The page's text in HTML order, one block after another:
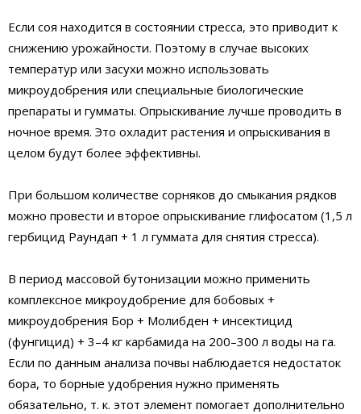
Если соя находится в состоянии стресса, это приводит к
снижению урожайности. Поэтому в случае высоких
температур или засухи можно использовать
микроудобрения или специальные биологические
препараты и гумматы. Опрыскивание лучше проводить в
ночное время. Это охладит растения и опрыскивания в
целом будут более эффективны.
При большом количестве сорняков до смыкания рядков
можно провести и второе опрыскивание глифосатом (1,5 л
гербицид Раундап + 1 л гуммата для снятия стресса).
В период массовой бутонизации можно применить
комплексное микроудобрение для бобовых +
микроудобрения Бор + Молибден + инсектицид
(фунгицид) + 3–4 кг карбамида на 200–300 л воды на га.
Если по данным анализа почвы наблюдается недостаток
бора, то борные удобрения нужно применять
обязательно, т. к. этот элемент помогает дополнительно